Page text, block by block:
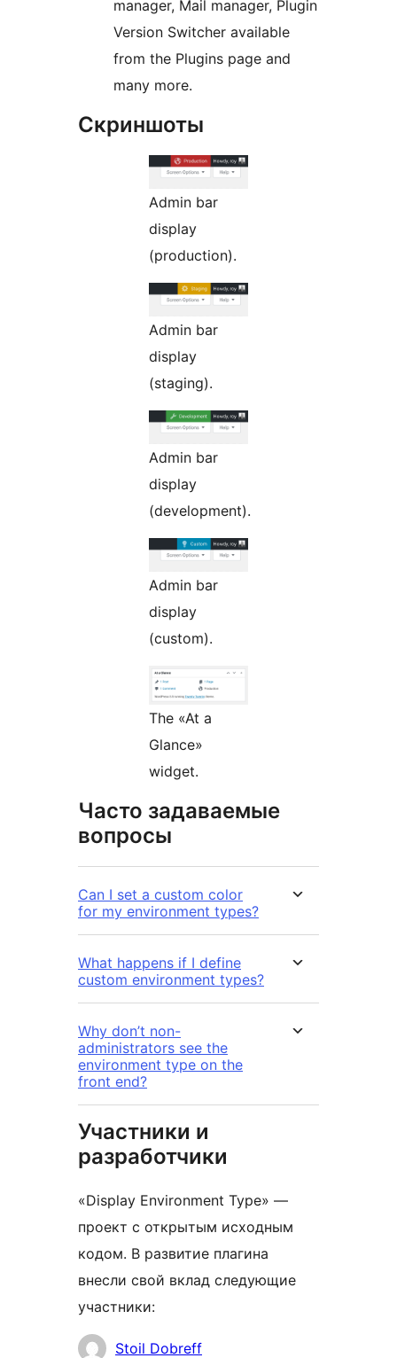
manager, Mail manager, Plugin
Version Switcher available
from the Plugins page and
many more.
Скриншоты
Admin bar
display
(production).
Admin bar
display
(staging).
Admin bar
display
(development).
Admin bar
display
(custom).
The «At a
Glance»
widget.
Часто задаваемые
вопросы
Can I set a custom color
for my environment types?
What happens if I define
custom environment types?
Why don’t non-
administrators see the
environment type on the
front end?
Участники и
разработчики
«Display Environment Type» —
проект с открытым исходным
кодом. В развитие плагина
внесли свой вклад следующие
участники:
УчастникиStoil Dobreff